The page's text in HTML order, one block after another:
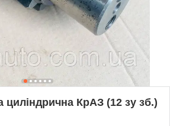
циліндрична КрАЗ (12 зу зб.)